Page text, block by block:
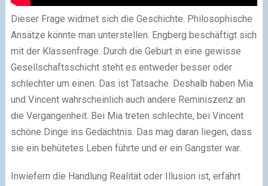
Dieser Frage widmet sich die Geschichte. Philosophische
Ansätze könnte man unterstellen. Engberg beschäftigt sich
mit der Klassenfrage. Durch die Geburt in eine gewisse
Gesellschaftsschicht steht es entweder besser oder
schlechter um einen. Das ist Tatsache. Deshalb haben Mia
und Vincent wahrscheinlich auch andere Reminiszenz an
die Vergangenheit. Bei Mia treten schlechte, bei Vincent
schöne Dinge ins Gedächtnis. Das mag daran liegen, dass
sie ein behütetes Leben führte und er ein Gangster war.
Inwiefern die Handlung Realität oder Illusion ist, erfährt